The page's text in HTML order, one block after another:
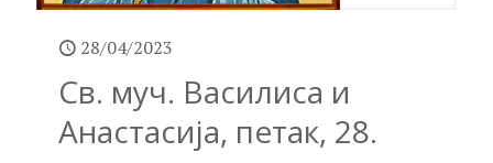
28/04/2023
Св. муч. Василиса и
Анастасија, петак, 28.